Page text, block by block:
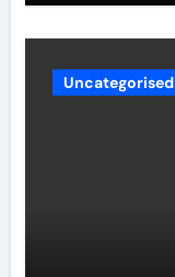
Uncategorised